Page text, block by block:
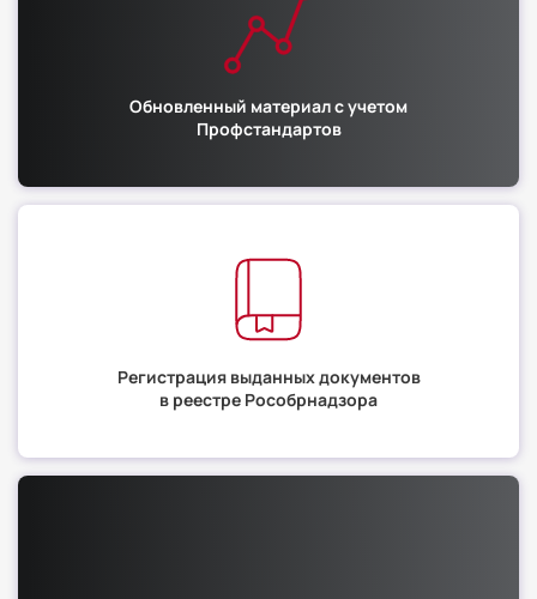
Обновленный материал с учетом
Профстандартов
Регистрация выданных документов
в реестре Рособрнадзора